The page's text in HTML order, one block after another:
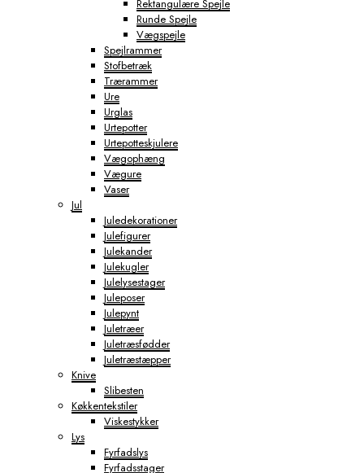
Rektangulære Spejle
Runde Spejle
Vægspejle
Spejlrammer
Stofbetræk
Trærammer
Ure
Urglas
Urtepotter
Urtepotteskjulere
Vægophæng
Vægure
Vaser
Jul
Juledekorationer
Julefigurer
Julekander
Julekugler
Julelysestager
Juleposer
Julepynt
Juletræer
Juletræsfødder
Juletræstæpper
Knive
Slibesten
Køkkentekstiler
Viskestykker
Lys
Fyrfadslys
Fyrfadsstager